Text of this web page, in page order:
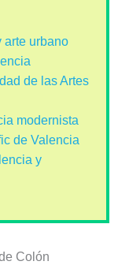
arte urbano
de las Artes
modernista
de Valencia
y
Colón